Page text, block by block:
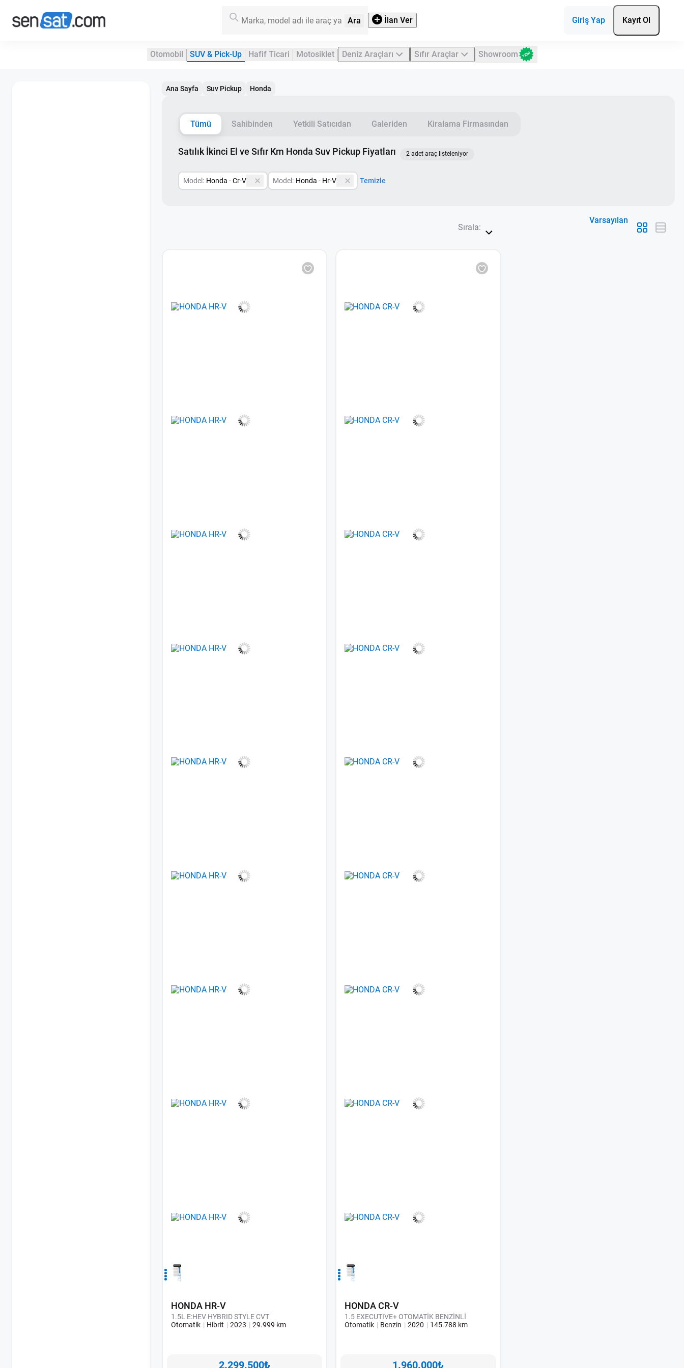
Ara İlan Ver Giriş Yap Kayıt Ol
Otomobil SUV & Pick-Up Hafif Ticari Motosiklet Deniz Araçları Sıfır Araçlar Showroom
Ana Sayfa Suv Pickup Honda
Tümü Sahibinden Yetkili Satıcıdan Galeriden Kiralama Firmasından
Satılık İkinci El ve Sıfır Km Honda Suv Pickup Fiyatları 2 adet araç listeleniyor
Model: Honda - Cr-V Model: Honda - Hr-V Temizle
Sırala:
Varsayılan
1
2
3
4
HONDA HR-V
1.5L E:HEV HYBRID STYLE CVT
Otomatik
Hibrit 2023 29.999 km
2.299.500₺
1
2
3
4
HONDA CR-V
1.5 EXECUTIVE+ OTOMATİK BENZİNLİ
Otomatik
Benzin 2020 145.788 km
1.960.000₺